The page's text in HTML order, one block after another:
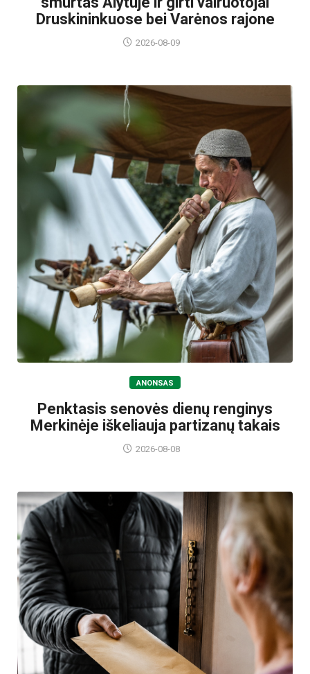
Druskininkuose bei Varėnos rajone
2026-08-09
ANONSAS
Penktasis senovės dienų renginys
Merkinėje iškeliauja partizanų takais
2026-08-08